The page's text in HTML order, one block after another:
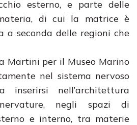
esterno, e parte delle
di cui la matrice è
a seconda delle regioni che
Martini per il Museo Marino
nel sistema nervoso
nell’architettura
negli spazi di
e interno, tra materie